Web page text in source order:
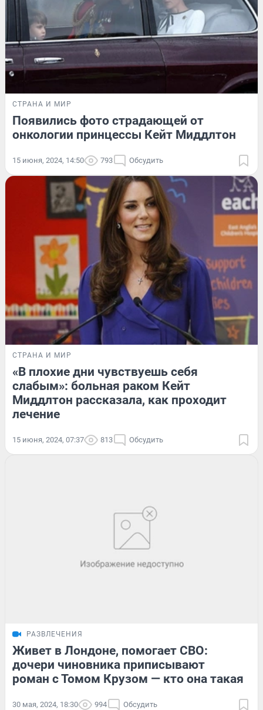
СТРАНА И МИР
Появились фото страдающей от
онкологии принцессы Кейт Миддлтон
15 июня, 2024, 14:50 793 Обсудить
СТРАНА И МИР
«В плохие дни чувствуешь себя
слабым»: больная раком Кейт
Миддлтон рассказала, как проходит
лечение
15 июня, 2024, 07:37 813 Обсудить
РАЗВЛЕЧЕНИЯ
Живет в Лондоне, помогает СВО:
дочери чиновника приписывают
роман с Томом Крузом — кто она такая
30 мая, 2024, 18:30 994 Обсудить